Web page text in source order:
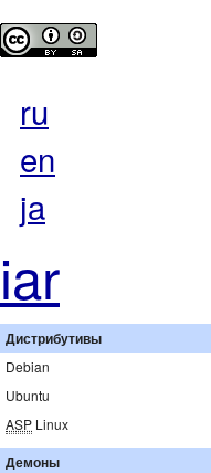
ru
en
ja
iar
Дистрибутивы
Debian
Ubuntu
ASP Linux
Демоны